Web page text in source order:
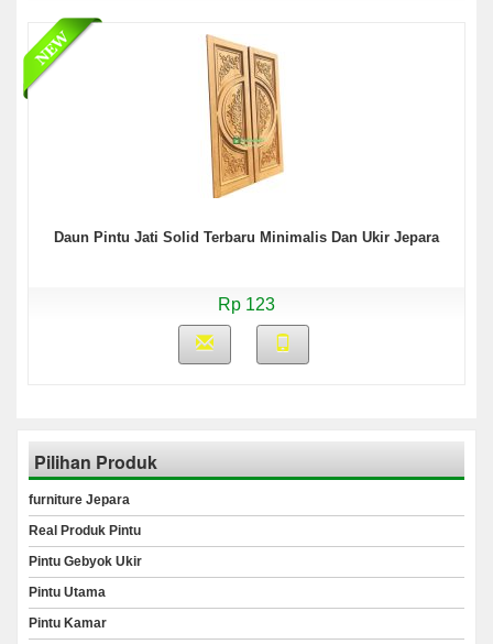
Daun Pintu Jati Solid Terbaru Minimalis Dan Ukir Jepara
Rp 123
Pilihan Produk
furniture Jepara
Real Produk Pintu
Pintu Gebyok Ukir
Pintu Utama
Pintu Kamar